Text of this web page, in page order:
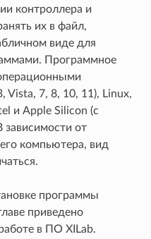
контроллера и
их в файл,
виде для
Программное
Vista, 7, 8, 10, 11), Linux,
и Apple Silicon (с
зависимости от
компьютера, вид
программы
приведено
в ПО XILab.